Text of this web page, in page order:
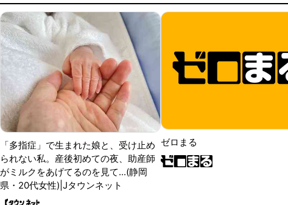
「多指症」で生まれた娘と、受け止め
られない私。産後初めての夜、助産師
がミルクをあげてるのを見て...(静岡
県・20代女性)|Jタウンネット
ゼロまる